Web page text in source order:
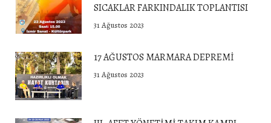
SICAKLAR FARKINDALIK TOPLANTISI
31 Ağustos 2023
17 AĞUSTOS MARMARA DEPREMİ
31 Ağustos 2023